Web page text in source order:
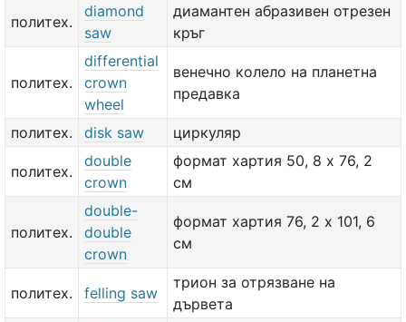
политех.
diamond
saw
диамантен абразивен отрезен
кръг
политех.
differential
crown
wheel
венечно колело на планетна
предавка
политех. disk saw циркуляр
политех.
double
crown
формат хартия 50, 8 х 76, 2
см
политех.
double-
double
crown
формат хартия 76, 2 х 101, 6
см
политех. felling saw
трион за отрязване на
дървета